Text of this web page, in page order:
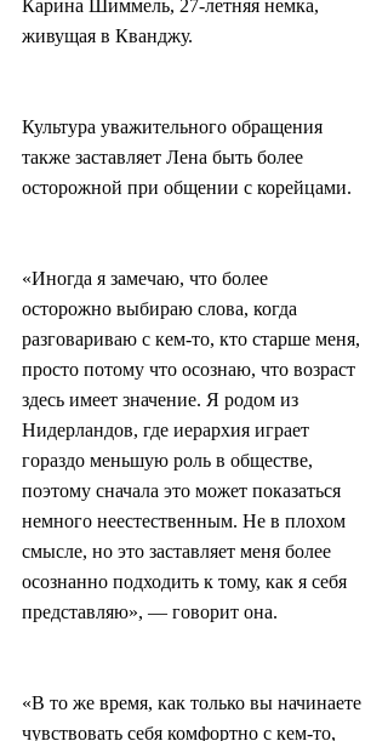
Карина Шиммель, 27-летняя немка,
живущая в Кванджу.
Культура уважительного обращения
также заставляет Лена быть более
осторожной при общении с корейцами.
«Иногда я замечаю, что более
осторожно выбираю слова, когда
разговариваю с кем-то, кто старше меня,
просто потому что осознаю, что возраст
здесь имеет значение. Я родом из
Нидерландов, где иерархия играет
гораздо меньшую роль в обществе,
поэтому сначала это может показаться
немного неестественным. Не в плохом
смысле, но это заставляет меня более
осознанно подходить к тому, как я себя
представляю», — говорит она.
«В то же время, как только вы начинаете
чувствовать себя комфортно с кем-то,